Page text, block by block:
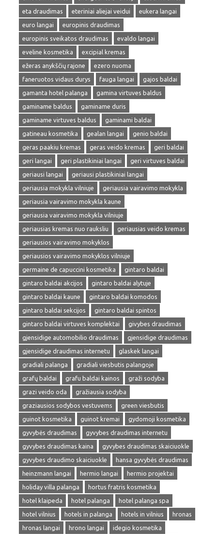
eta draudimas
eteriniai aliejai veidui
eukera langai
euro langai
europinis draudimas
europinis sveikatos draudimas
evaldo langai
eveline kosmetika
excipial kremas
ežeras anykščių rajone
ezero nuoma
faneruotos vidaus durys
fauga langai
gajos baldai
gamanta hotel palanga
gamina virtuves baldus
gaminame baldus
gaminame duris
gaminame virtuves baldus
gaminami baldai
gatineau kosmetika
gealan langai
genio baldai
geras paakiu kremas
geras veido kremas
geri baldai
geri langai
geri plastikiniai langai
geri virtuves baldai
geriausi langai
geriausi plastikiniai langai
geriausia mokykla vilniuje
geriausia vairavimo mokykla
geriausia vairavimo mokykla kaune
geriausia vairavimo mokykla vilniuje
geriausias kremas nuo rauksliu
geriausias veido kremas
geriausios vairavimo mokyklos
geriausios vairavimo mokyklos vilniuje
germaine de capuccini kosmetika
gintaro baldai
gintaro baldai akcijos
gintaro baldai alytuje
gintaro baldai kaune
gintaro baldai komodos
gintaro baldai sekcijos
gintaro baldai spintos
gintaro baldai virtuves komplektai
givybes draudimas
gjensidige automobilio draudimas
gjensidige draudimas
gjensidige draudimas internetu
glaskek langai
gradiali palanga
gradiali viesbutis palangoje
grafų baldai
grafu baldai kainos
graži sodyba
grazi veido oda
gražiausia sodyba
graziausios sodybos vestuvems
green viesbutis
guinot kosmetika
guinot kremai
gydomoji kosmetika
gyvybės draudimas
gyvybes draudimas internetu
gyvybes draudimas kaina
gyvybes draudimas skaiciuokle
gyvybes draudimo skaiciuokle
hansa gyvybės draudimas
heinzmann langai
hermio langai
hermio projektai
holiday villa palanga
hortus fratris kosmetika
hotel klaipeda
hotel palanga
hotel palanga spa
hotel vilnius
hotels in palanga hotels in vilnius
hronas
hronas langai
hrono langai
idegio kosmetika